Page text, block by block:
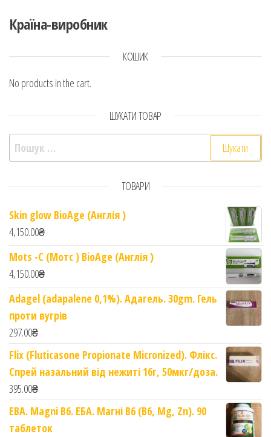
Країна-виробник
КОШИК
No products in the cart.
ШУКАТИ ТОВАР
Пошук:
ТОВАРИ
Skin glow BioAge (Англія )
4,150.00₴
Mots -C (Мотс ) BioAge (Англія )
4,150.00₴
Adagel (adapalene 0,1%). Адагель. 30gm. Гель
проти вугрів
297.00₴
Flix (Fluticasone Propionate Micronized). Флікс.
Спрей назальний від нежиті 16г, 50мкг/доза.
395.00₴
EBA. Magni B6. ЕБА. Магні B6 (B6, Mg, Zn). 90
таблеток